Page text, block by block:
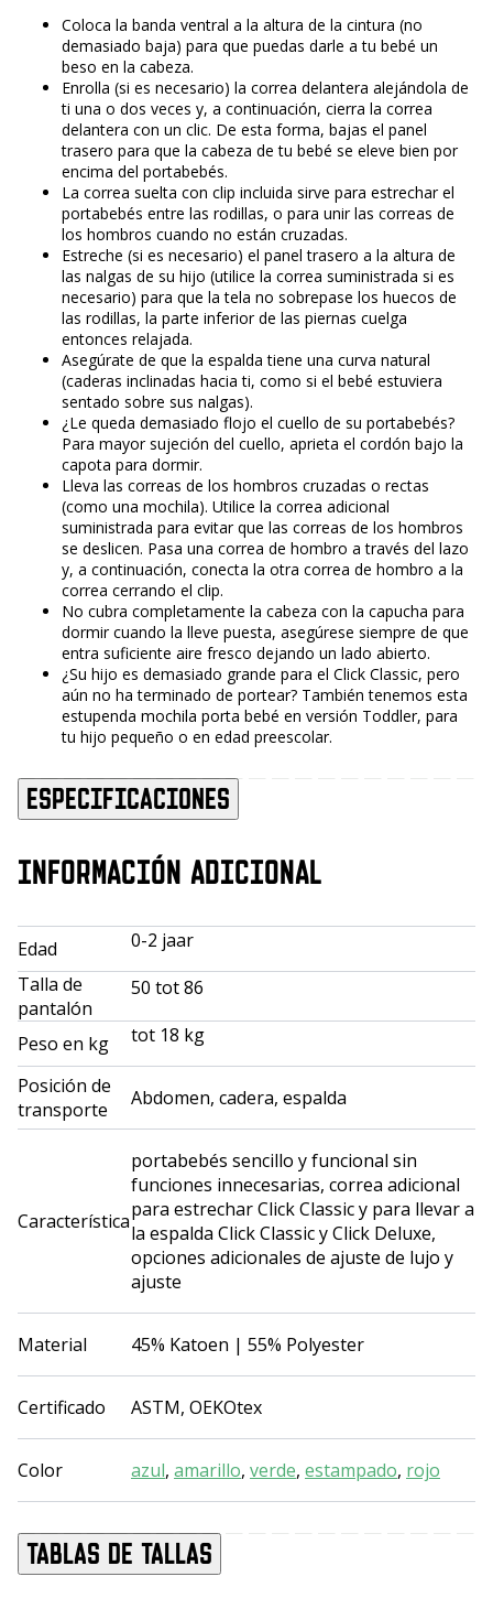
Coloca la banda ventral a la altura de la cintura (no
demasiado baja) para que puedas darle a tu bebé un
beso en la cabeza.
Enrolla (si es necesario) la correa delantera alejándola de
ti una o dos veces y, a continuación, cierra la correa
delantera con un clic. De esta forma, bajas el panel
trasero para que la cabeza de tu bebé se eleve bien por
encima del portabebés.
La correa suelta con clip incluida sirve para estrechar el
portabebés entre las rodillas, o para unir las correas de
los hombros cuando no están cruzadas.
Estreche (si es necesario) el panel trasero a la altura de
las nalgas de su hijo (utilice la correa suministrada si es
necesario) para que la tela no sobrepase los huecos de
las rodillas, la parte inferior de las piernas cuelga
entonces relajada.
Asegúrate de que la espalda tiene una curva natural
(caderas inclinadas hacia ti, como si el bebé estuviera
sentado sobre sus nalgas).
¿Le queda demasiado flojo el cuello de su portabebés?
Para mayor sujeción del cuello, aprieta el cordón bajo la
capota para dormir.
Lleva las correas de los hombros cruzadas o rectas
(como una mochila). Utilice la correa adicional
suministrada para evitar que las correas de los hombros
se deslicen. Pasa una correa de hombro a través del lazo
y, a continuación, conecta la otra correa de hombro a la
correa cerrando el clip.
No cubra completamente la cabeza con la capucha para
dormir cuando la lleve puesta, asegúrese siempre de que
entra suficiente aire fresco dejando un lado abierto.
¿Su hijo es demasiado grande para el Click Classic, pero
aún no ha terminado de portear? También tenemos esta
estupenda mochila porta bebé en versión Toddler, para
tu hijo pequeño o en edad preescolar.
Especificaciones
INFORMACIÓN ADICIONAL
Edad
0-2 jaar
Talla de
pantalón
50 tot 86
Peso en kg tot 18 kg
Posición de
transporte
Abdomen, cadera, espalda
Característica
portabebés sencillo y funcional sin
funciones innecesarias, correa adicional
para estrechar Click Classic y para llevar a
la espalda Click Classic y Click Deluxe,
opciones adicionales de ajuste de lujo y
ajuste
Material 45% Katoen | 55% Polyester
Certificado ASTM, OEKOtex
Color azul, amarillo, verde, estampado, rojo
Tablas de tallas